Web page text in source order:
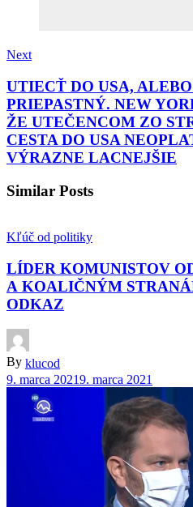
Next
UTIECŤ DO USA,
PRIEPASTNÝ. NEW
ŽE UTEČENCOM ZO
CESTA DO USA
VÝRAZNE LACNEJŠIE
Similar Posts
Kľúč od politiky
LÍDER KOMUNISTOV
A KOALIČNÝM
ODKAZ
By klucod
9. marca 20219. marca 2021